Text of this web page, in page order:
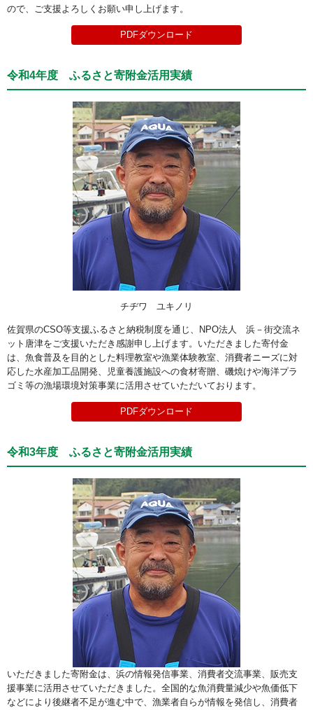
ので、ご支援よろしくお願い申し上げます。
PDFダウンロード
令和4年度 ふるさと寄附金活用実績
チヂワ ユキノリ
佐賀県のCSO等支援ふるさと納税制度を通じ、NPO法人 浜－街交流ネ
ット唐津をご支援いただき感謝申し上げます。いただきました寄付金
は、魚食普及を目的とした料理教室や漁業体験教室、消費者ニーズに対
応した水産加工品開発、児童養護施設への食材寄贈、磯焼けや海洋プラ
ゴミ等の漁場環境対策事業に活用させていただいております。
PDFダウンロード
令和3年度 ふるさと寄附金活用実績
いただきました寄附金は、浜の情報発信事業、消費者交流事業、販売支
援事業に活用させていただきました。全国的な魚消費量減少や魚価低下
などにより後継者不足が進む中で、漁業者自らが情報を発信し、消費者